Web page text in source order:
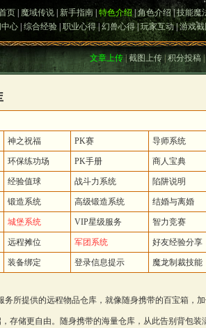
页| 魔域传说| 新手指南| 特色介绍|角色介绍|技能魔
心 综合经验 |职业心得| 幻兽心得|玩家互动|游戏
文章上传| 截图上传|积分投稿
神之祝福 PK赛 导师系统
环保练功场 PK手册 商人宝典
经验值球 战斗力系统 陷阱说明
锻造系统 高级锻造系统 结婚与离婚
城堡系统 VIP星级服务 智力竞赛
远程摊位 军团系统 好友经验分享
装备绑定 登录信息提示 魔龙制裁技能
所提供的远程物品仓库，就像随身携带的百宝箱，
存储更自由。随身携带的海量仓库，从此告别背包装